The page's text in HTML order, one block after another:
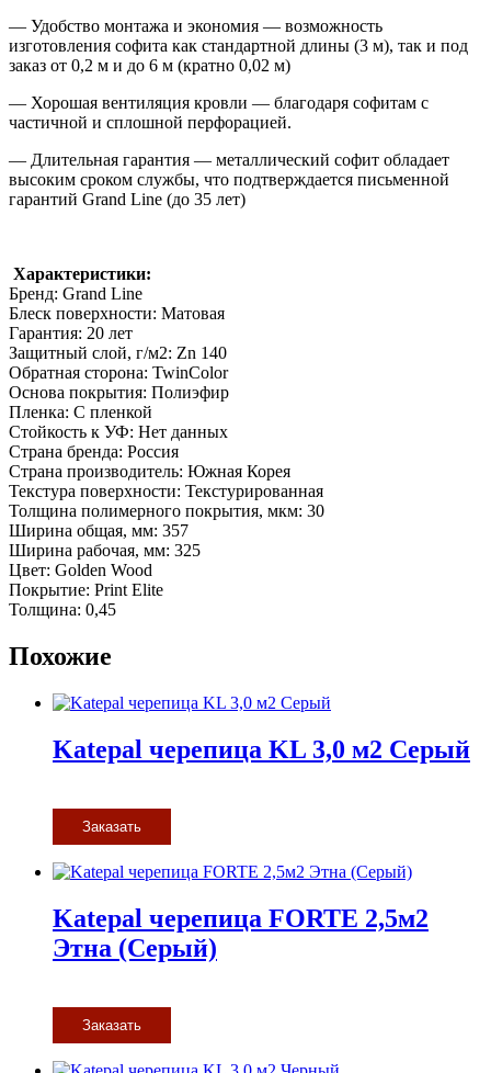
— Удобство монтажа и экономия — возможность
изготовления софита как стандартной длины (3 м), так и под
заказ от 0,2 м и до 6 м (кратно 0,02 м)
— Хорошая вентиляция кровли — благодаря софитам с
частичной и сплошной перфорацией.
— Длительная гарантия — металлический софит обладает
высоким сроком службы, что подтверждается письменной
гарантий Grand Line (до 35 лет)
Характеристики:
Бренд: Grand Line
Блеск поверхности: Матовая
Гарантия: 20 лет
Защитный слой, г/м2: Zn 140
Обратная сторона: TwinColor
Основа покрытия: Полиэфир
Пленка: С пленкой
Стойкость к УФ: Нет данных
Страна бренда: Россия
Страна производитель: Южная Корея
Текстура поверхности: Текстурированная
Толщина полимерного покрытия, мкм: 30
Ширина общая, мм: 357
Ширина рабочая, мм: 325
Цвет: Golden Wood
Покрытие: Print Elite
Толщина: 0,45
Похожие
Katepal черепица KL 3,0 м2 Серый
Заказать
Katepal черепица FORTE 2,5м2
Этна (Серый)
Заказать